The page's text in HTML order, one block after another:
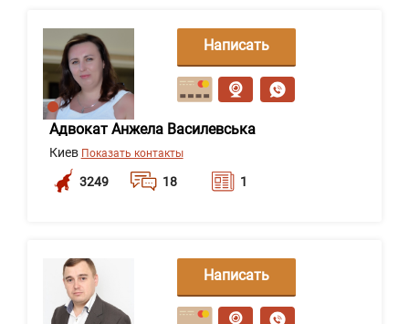
Адвокат Анжела Василевська
Киев Показать контакты
3249 18 1
Написать
сообщение
Написать
сообщение